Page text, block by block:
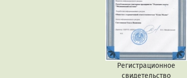
Регистрационное
свидетельство